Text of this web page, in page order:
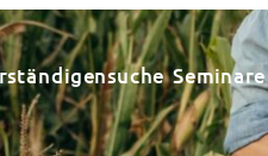
Seminare